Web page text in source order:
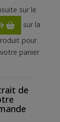
sur le
sur la
pour
panier
de